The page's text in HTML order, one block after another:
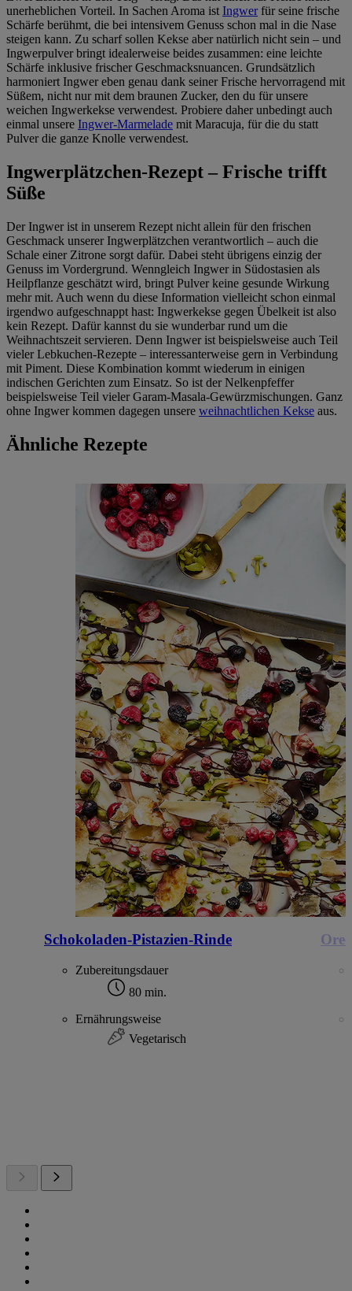
unerheblichen Vorteil. In Sachen Aroma ist Ingwerfür seine frische
Schärfe berühmt, die bei intensivem Genuss schon mal in die Nase
steigen kann. Zu scharf sollen Kekse aber natürlich nicht sein – und
Ingwerpulver bringt idealerweise beides zusammen: eine leichte
Schärfe inklusive frischer Geschmacksnuancen. Grundsätzlich
harmoniert Ingwer eben genau dank seiner Frische hervorragend mit
Süßem, nicht nur mit dem braunen Zucker, den du für unsere
weichen Ingwerkekse verwendest. Probiere daher unbedingt auch
einmal unsere Ingwer-Marmelade mit Maracuja, für die du statt
Pulver die ganze Knolle verwendest.
Ingwerplätzchen-Rezept – Frische trifft
Süße
Der Ingwer ist in unserem Rezept nicht allein für den frischen
Geschmack unserer Ingwerplätzchen verantwortlich – auch die
Schale einer Zitrone sorgt dafür. Dabei steht übrigens einzig der
Genuss im Vordergrund. Wenngleich Ingwer in Südostasien als
Heilpflanze geschätzt wird, bringt Pulver keine gesunde Wirkung
mehr mit. Auch wenn du diese Information vielleicht schon einmal
irgendwo aufgeschnappt hast: Ingwerkekse gegen Übelkeit ist also
kein Rezept. Dafür kannst du sie wunderbar rund um die
Weihnachtszeit servieren. Denn Ingwer ist beispielsweise auch Teil
vieler Lebkuchen-Rezepte – interessanterweise gern in Verbindung
mit Piment. Diese Kombination kommt wiederum in einigen
indischen Gerichten zum Einsatz. So ist der Nelkenpfeffer
beispielsweise Teil vieler Garam-Masala-Gewürzmischungen. Ganz
ohne Ingwer kommen dagegen unsere weihnachtlichen Kekse aus.
Ähnliche Rezepte
Schokoladen-Pistazien-Rinde
Zubereitungsdauer
80 min.
Ernährungsweise
Vegetarisch